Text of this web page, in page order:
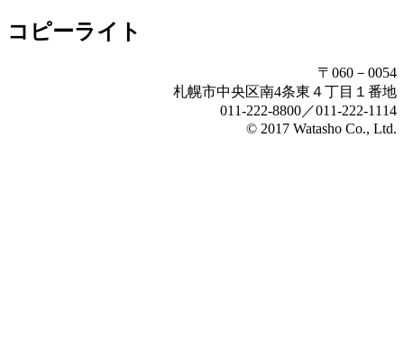
コピーライト
〒060－0054
札幌市中央区南4条東４丁目１番地
011-222-8800／011-222-1114
© 2017 Watasho Co., Ltd.